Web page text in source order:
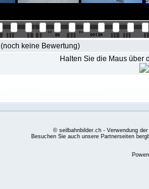
(noch keine Bewertung)
Halten Sie die Maus über
© seilbahnbilder.ch - Verwendung
Besuchen Sie auch unsere Partnerseiten